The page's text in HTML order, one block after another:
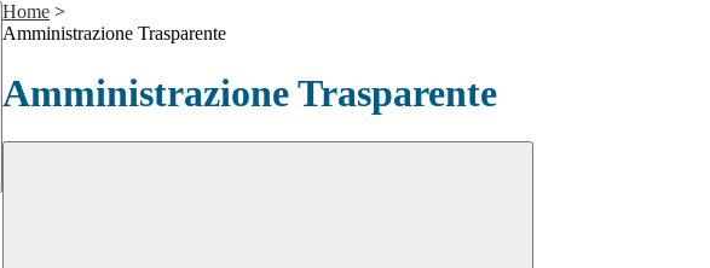
Home >
Amministrazione Trasparente
Amministrazione Trasparente